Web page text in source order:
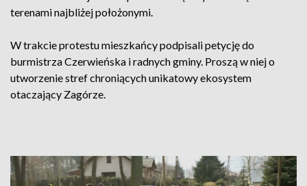
terenami najbliżej położonymi.
W trakcie protestu mieszkańcy podpisali petycję do
burmistrza Czerwieńska i radnych gminy. Proszą w niej o
utworzenie stref chroniących unikatowy ekosystem
otaczający Zagórze.